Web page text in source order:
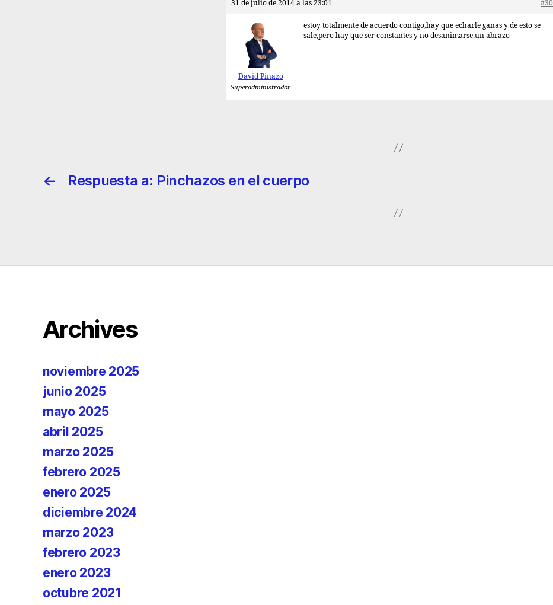
31 de julio de 2014 a las 23:01
David Pinazo
Superadministrador
estoy totalmente de acuerdo contigo,hay que echarle ganas y de esto se
sale,pero hay que ser constantes y no desanimarse,un abrazo
← Respuesta a: Pinchazos en el cuerpo
Archives
noviembre 2025
junio 2025
mayo 2025
abril 2025
marzo 2025
febrero 2025
enero 2025
diciembre 2024
marzo 2023
febrero 2023
enero 2023
octubre 2021